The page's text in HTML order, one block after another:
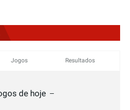
Jogos Resultados
de hoje